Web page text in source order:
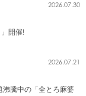
2026.07.30
開催!
2026.07.21
沸騰中の「全とろ麻婆